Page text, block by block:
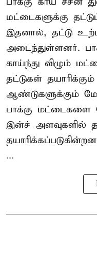
மட்டைகளுக்கு
இதனால், தட்டு
அடைந்துள்ளனர்.
காய்ந்து விழும்
தட்டுகள்
ஆண்டுகளுக்கும்
பாக்கு மட்டைகளை
இன்ச் அளவுகளில்
...